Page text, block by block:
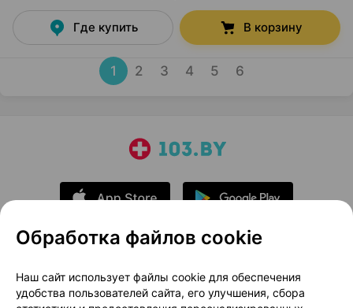
Где купить В корзину
1 2 3 4 5 6
О проекте
Новости проекта
Размещение рекламы
Медицинский маркетинг
Обработка файлов cookie
Наш сайт использует файлы cookie для обеспечения
удобства пользователей сайта, его улучшения, сбора